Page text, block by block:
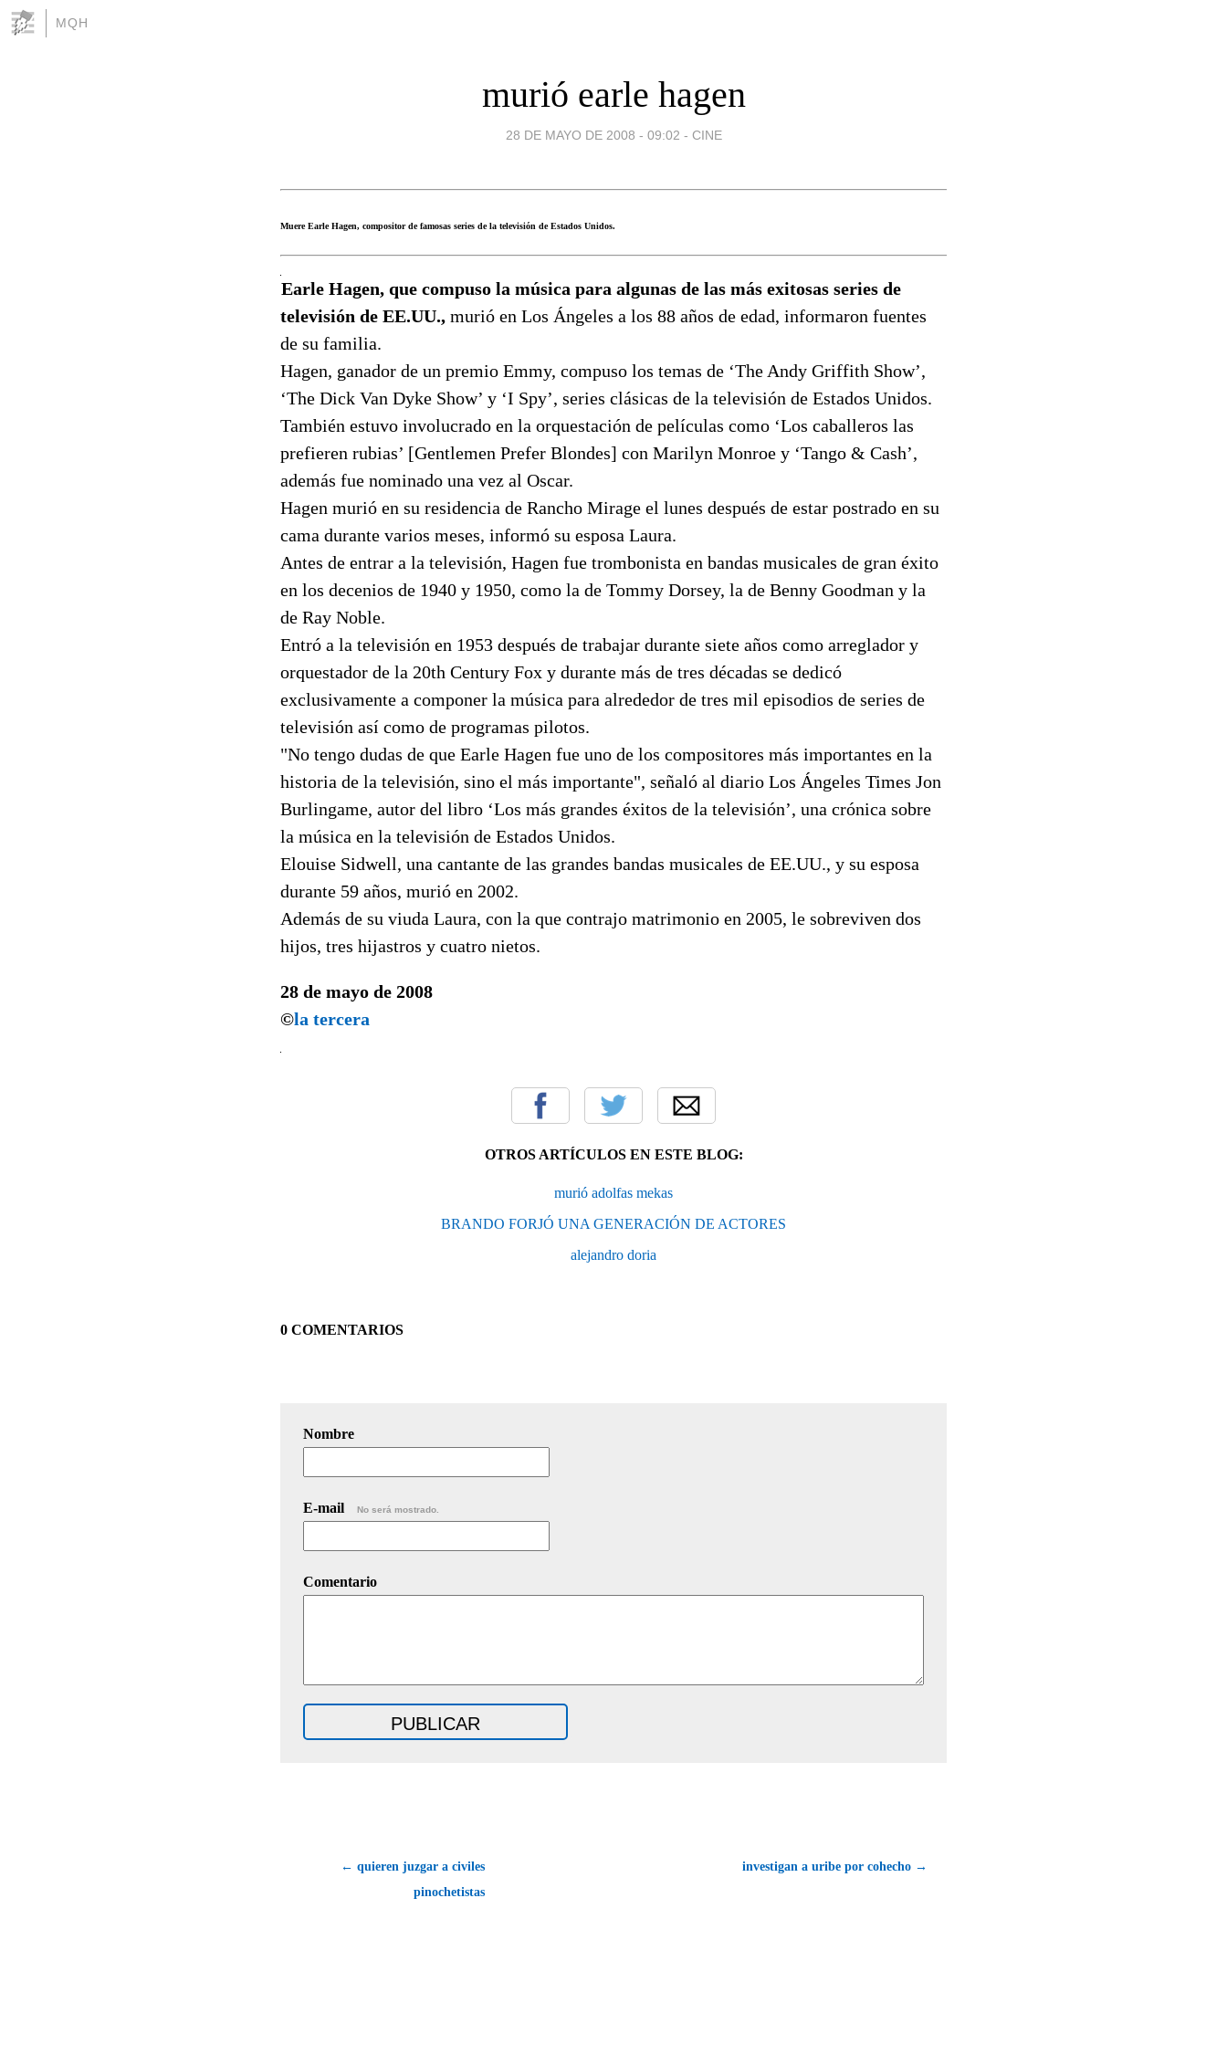
MQH
murió earle hagen
28 DE MAYO DE 2008 - 09:02 - CINE
Muere Earle Hagen, compositor de famosas series de la televisión de Estados Unidos.
Earle Hagen, que compuso la música para algunas de las más exitosas series de
televisión de EE.UU., murió en Los Ángeles a los 88 años de edad, informaron fuentes
de su familia.
Hagen, ganador de un premio Emmy, compuso los temas de ‘The Andy Griffith Show’,
‘The Dick Van Dyke Show’ y ‘I Spy’, series clásicas de la televisión de Estados Unidos.
También estuvo involucrado en la orquestación de películas como ‘Los caballeros las
prefieren rubias’ [Gentlemen Prefer Blondes] con Marilyn Monroe y ‘Tango & Cash’,
además fue nominado una vez al Oscar.
Hagen murió en su residencia de Rancho Mirage el lunes después de estar postrado en su
cama durante varios meses, informó su esposa Laura.
Antes de entrar a la televisión, Hagen fue trombonista en bandas musicales de gran éxito
en los decenios de 1940 y 1950, como la de Tommy Dorsey, la de Benny Goodman y la
de Ray Noble.
Entró a la televisión en 1953 después de trabajar durante siete años como arreglador y
orquestador de la 20th Century Fox y durante más de tres décadas se dedicó
exclusivamente a componer la música para alrededor de tres mil episodios de series de
televisión así como de programas pilotos.
"No tengo dudas de que Earle Hagen fue uno de los compositores más importantes en la
historia de la televisión, sino el más importante", señaló al diario Los Ángeles Times Jon
Burlingame, autor del libro ‘Los más grandes éxitos de la televisión’, una crónica sobre
la música en la televisión de Estados Unidos.
Elouise Sidwell, una cantante de las grandes bandas musicales de EE.UU., y su esposa
durante 59 años, murió en 2002.
Además de su viuda Laura, con la que contrajo matrimonio en 2005, le sobreviven dos
hijos, tres hijastros y cuatro nietos.
28 de mayo de 2008
©la tercera
OTROS ARTÍCULOS EN ESTE BLOG:
murió adolfas mekas
BRANDO FORJÓ UNA GENERACIÓN DE ACTORES
alejandro doria
0 COMENTARIOS
Nombre
E-mail No será mostrado.
Comentario
← quieren juzgar a civiles
pinochetistas
investigan a uribe por cohecho →